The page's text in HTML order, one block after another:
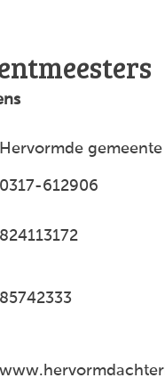
Hervormde
0317-612906
824113172
85742333